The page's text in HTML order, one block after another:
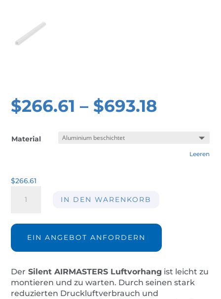
$266.61 – $693.18
Material
Leeren
$266.61
AIRMASTERS
152mm
Menge
IN DEN WARENKORB
EIN ANGEBOT ANFORDERN
Der Silent AIRMASTERS Luftvorhang ist leicht zu
montieren und zu warten. Durch seinen stark
reduzierten Druckluftverbrauch und